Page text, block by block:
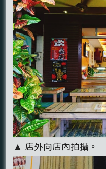
▲ 店外向店內拍攝。